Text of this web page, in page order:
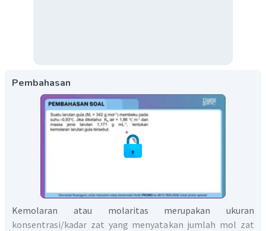
Pembahasan
Kemolaran atau molaritas merupakan ukuran
konsentrasi/kadar zat yang menyatakan jumlah mol zat